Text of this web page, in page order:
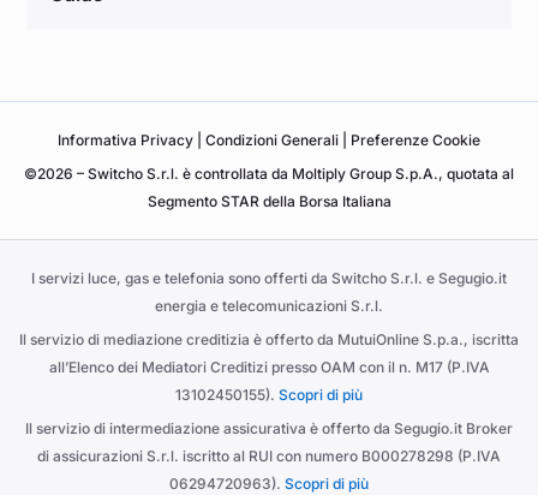
Informativa Privacy Condizioni Generali
Preferenze Cookie
©2026 – Switcho S.r.l. è controllata da Moltiply Group S.p.A., quotata al
Segmento STAR della Borsa Italiana
I servizi luce, gas e telefonia sono offerti da Switcho S.r.l. e Segugio.it
energia e telecomunicazioni S.r.l.
Il servizio di mediazione creditizia è offerto da MutuiOnline S.p.a., iscritta
all’Elenco dei Mediatori Creditizi presso OAM con il n. M17 (P.IVA
13102450155). Scopri di più
Il servizio di intermediazione assicurativa è offerto da Segugio.it Broker
di assicurazioni S.r.l. iscritto al RUI con numero B000278298 (P.IVA
06294720963). Scopri di più